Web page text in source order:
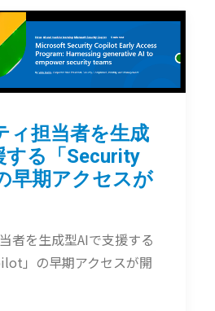
ィ担当者を生成
する「Security
早期アクセスが
者を生成型AIで支援する
」の早期アクセスが開